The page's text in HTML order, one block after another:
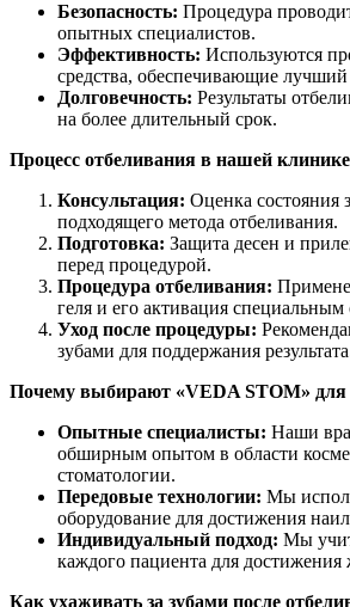
Безопасность: Процедура
опытных специалистов.
Эффективность: Используются
средства, обеспечивающие лучший
Долговечность: Результаты
на более длительный срок.
Процесс отбеливания в нашей
Консультация: Оценка состояния
подходящего метода отбеливания.
Подготовка: Защита десен и
перед процедурой.
Процедура отбеливания:
геля и его активация специальным
Уход после процедуры:
зубами для поддержания
Почему выбирают «VEDA STOM» для
Опытные специалисты: Наши
обширным опытом в области
стоматологии.
Передовые технологии: Мы
оборудование для достижения
Индивидуальный подход: Мы
каждого пациента для достижения
Как ухаживать за зубами после